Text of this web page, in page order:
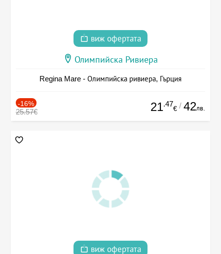
виж офертата
Олимпийска Ривиера
Regina Mare - Олимпийска ривиера, Гърция
-16%
25.57€ 21.47
€ / 42лв.
виж офертата